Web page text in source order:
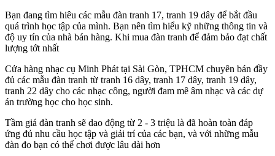
Bạn đang tìm hiêu các mẫu đàn tranh 17, tranh 19 dây để bắt đầu
quá trình học tập của mình. Bạn nên tìm hiểu kỹ những thông tin và
độ uy tín của nhà bán hàng. Khi mua đàn tranh để đảm bảo đạt chất
lượng tớt nhất
Cửa hàng nhạc cụ Minh Phát tại Sài Gòn, TPHCM chuyên bán đầy
đủ các mẫu đàn tranh từ tranh 16 dây, tranh 17 dây, tranh 19 dây,
tranh 22 dây cho các nhạc công, người đam mê âm nhạc và các dự
án trường học cho học sinh.
Tầm giá đàn tranh sẽ dao động từ 2 - 3 triệu là đã hoàn toàn đáp
ứng đủ nhu cầu học tập và giải trí của các bạn, và với những mẫu
đàn đo bạn có thể chơi được lâu dài hơn